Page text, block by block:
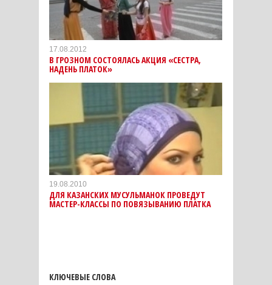
17.08.2012
В ГРОЗНОМ СОСТОЯЛАСЬ АКЦИЯ «СЕСТРА,
НАДЕНЬ ПЛАТОК»
19.08.2010
ДЛЯ КАЗАНСКИХ МУСУЛЬМАНОК ПРОВЕДУТ
МАСТЕР-КЛАССЫ ПО ПОВЯЗЫВАНИЮ ПЛАТКА
КЛЮЧЕВЫЕ СЛОВА